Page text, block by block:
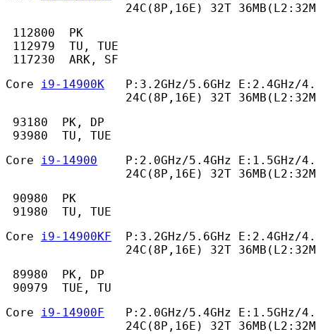
24C(8P,16E) 32T
112800  PK
112979  TU, TUE
117230  ARK, SF
Core i9-14900K
P:3.2GHz/5.6GHz E:2.4GHz/
24C(8P,16E) 32T
93180  PK, DP
93980  TU, TUE
Core i9-14900
P:2.0GHz/5.4GHz E:1.5GHz/
24C(8P,16E) 32T
90980  PK
91980  TU, TUE
Core i9-14900KF
P:3.2GHz/5.6GHz E:2.4GHz/
24C(8P,16E) 32T
89980  PK, DP
90979  TUE, TU
Core i9-14900F
P:2.0GHz/5.4GHz E:1.5GHz/
24C(8P,16E) 32T